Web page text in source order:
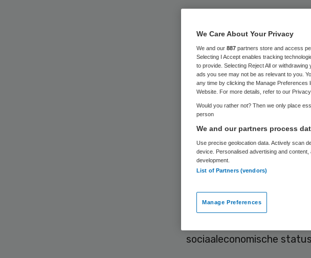
VWS
voor
Skipr Redactie 16
Ook bij het ministerie van
en –tarieven
regel-mijn-zorg-goed
sociaaleconomische
We Care About Your Privacy
We and our 887 partners store and access
Selecting I Accept enables tracking
to provide. Selecting Reject All or
ads you see may not be as relevant to you.
any time by clicking the Manage Preferences
Website. For more details, refer to our Privacy
Would you rather not? Then we only place
person
We and our partners process
Use precise geolocation data. Actively scan
device. Personalised advertising and
development.
List of Partners (vendors)
Manage Preferences